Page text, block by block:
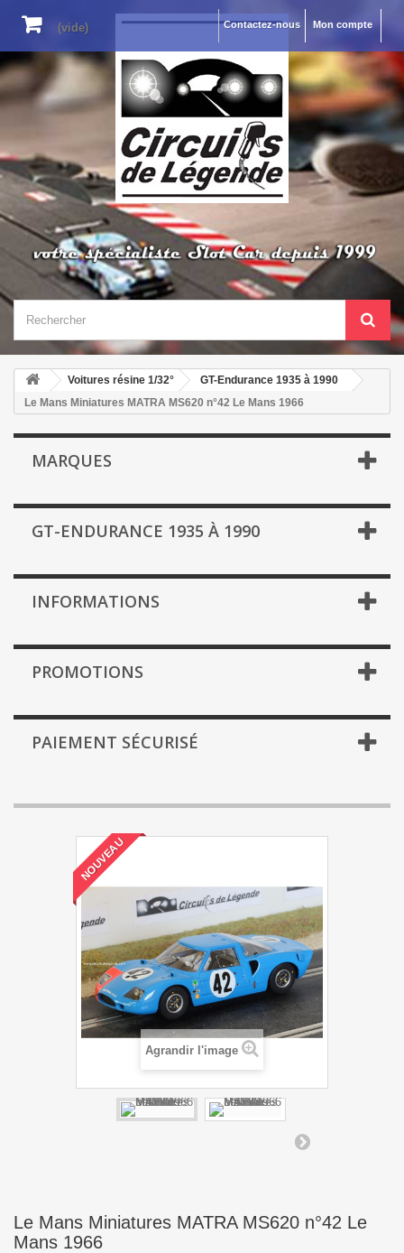
Mon compte
Contactez-nous
(vide)
Voitures résine 1/32°
GT-Endurance 1935 à 1990
Le Mans Miniatures MATRA MS620 n°42 Le Mans 1966
MARQUES
GT-ENDURANCE 1935 À 1990
INFORMATIONS
PROMOTIONS
PAIEMENT SÉCURISÉ
NOUVEAU
Agrandir l'image
Le Mans Miniatures MATRA MS620 n°42 Le
Mans 1966